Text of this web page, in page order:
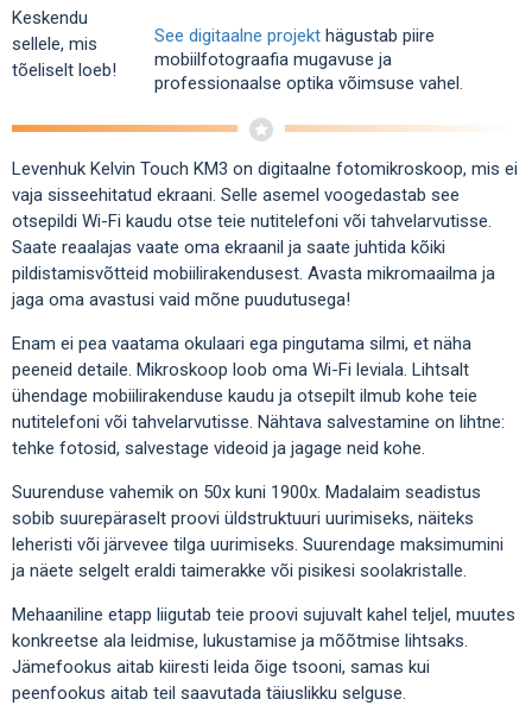
See digitaalne projekt hägustab piire
mobiilfotograafia mugavuse ja
professionaalse optika võimsuse vahel.
Levenhuk Kelvin Touch KM3 on digitaalne fotomikroskoop, mis ei
vaja sisseehitatud ekraani. Selle asemel voogedastab see
otsepildi Wi-Fi kaudu otse teie nutitelefoni või tahvelarvutisse.
Saate reaalajas vaate oma ekraanil ja saate juhtida kõiki
pildistamisvõtteid mobiilirakendusest. Avasta mikromaailma ja
jaga oma avastusi vaid mõne puudutusega!
Enam ei pea vaatama okulaari ega pingutama silmi, et näha
peeneid detaile. Mikroskoop loob oma Wi-Fi leviala. Lihtsalt
ühendage mobiilirakenduse kaudu ja otsepilt ilmub kohe teie
nutitelefoni või tahvelarvutisse. Nähtava salvestamine on lihtne:
tehke fotosid, salvestage videoid ja jagage neid kohe.
Suurenduse vahemik on 50x kuni 1900x. Madalaim seadistus
sobib suurepäraselt proovi üldstruktuuri uurimiseks, näiteks
leheristi või järvevee tilga uurimiseks. Suurendage maksimumini
ja näete selgelt eraldi taimerakke või pisikesi soolakristalle.
Mehaaniline etapp liigutab teie proovi sujuvalt kahel teljel, muutes
konkreetse ala leidmise, lukustamise ja mõõtmise lihtsaks.
Jämefookus aitab kiiresti leida õige tsooni, samas kui
peenfookus aitab teil saavutada täiuslikku selguse.